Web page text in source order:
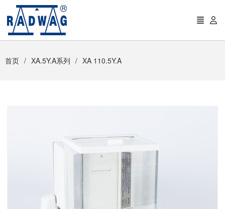
首页 XA.5Y.A系列 XA 110.5Y.A